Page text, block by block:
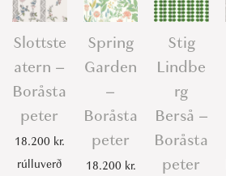
Slottste
atern –
Boråsta
peter
18.200 kr.
rúlluverð
Spring
Garden
–
Boråsta
peter
18.200 kr.
Stig
Lindbe
rg
Berså –
Boråsta
peter